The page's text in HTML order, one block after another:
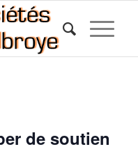
de soutien